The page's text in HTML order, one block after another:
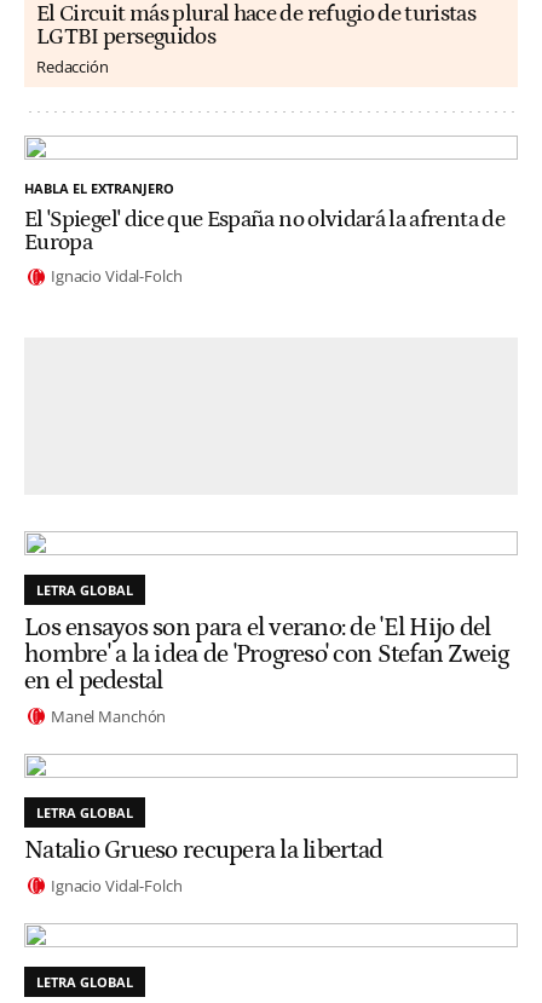
El Circuit más plural hace de refugio de turistas
LGTBI perseguidos
Redacción
HABLA EL EXTRANJERO
El 'Spiegel' dice que España no olvidará la afrenta de
Europa
Ignacio Vidal-Folch
LETRA GLOBAL
Los ensayos son para el verano: de 'El Hijo del
hombre' a la idea de 'Progreso' con Stefan Zweig
en el pedestal
Manel Manchón
LETRA GLOBAL
Natalio Grueso recupera la libertad
Ignacio Vidal-Folch
LETRA GLOBAL